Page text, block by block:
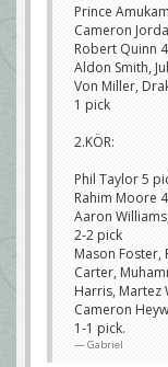
Prince
Cameron
Robert Quinn
Aldon Smith,
Von Miller,
1 pick
2.KÖR:
Phil Taylor 5
Rahim Moore
Aaron
2-2 pick
Mason Foster,
Carter,
Harris, Martez
Cameron
1-1 pick.
Gabriel